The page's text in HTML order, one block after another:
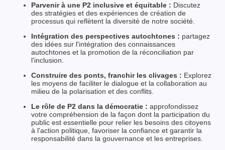
Parvenir à une P2 inclusive et équitable : Discutez
des stratégies et des expériences de création de
processus qui reflètent la diversité de notre société.
Intégration des perspectives autochtones : partagez
des idées sur l'intégration des connaissances
autochtones et la promotion de la réconciliation par
l'inclusion.
Construire des ponts, franchir les clivages : Explorez
les moyens de faciliter le dialogue et la collaboration au
milieu de la polarisation et des conflits.
Le rôle de P2 dans la démocratie : approfondissez
votre compréhension de la façon dont la participation du
public est essentielle pour relier les besoins des citoyens
à l'action politique, favoriser la confiance et garantir la
responsabilité dans la gouvernance et les entreprises.